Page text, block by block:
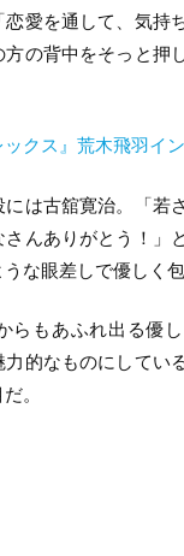
恋愛を通して、気持
の背中をそっと押
ックス』荒木飛羽イ
は古舘寛治。「若
さんありがとう！」
な眼差しで優しく包
らもあふれ出る優
的なものにしてい
。